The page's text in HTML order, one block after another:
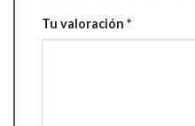
Tu valoración *